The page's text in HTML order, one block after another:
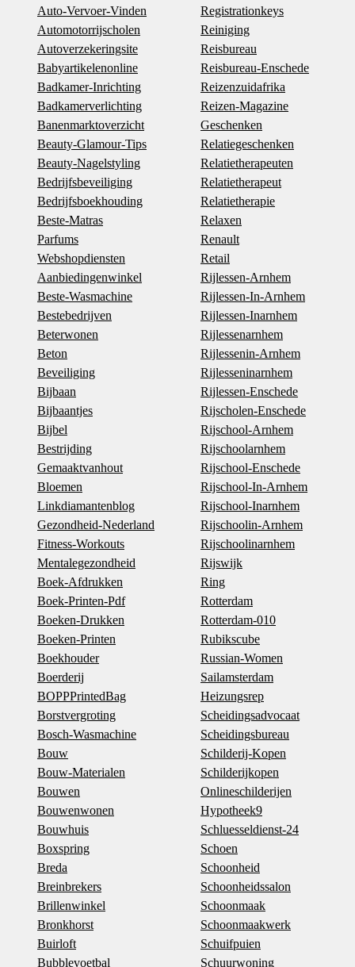
Auto-Vervoer-Vinden
Automotorrijscholen
Autoverzekeringsite
Babyartikelenonline
Badkamer-Inrichting
Badkamerverlichting
Banenmarktoverzicht
Beauty-Glamour-Tips
Beauty-Nagelstyling
Bedrijfsbeveiliging
Bedrijfsboekhouding
Beste-Matras
Parfums
Webshopdiensten
Aanbiedingenwinkel
Beste-Wasmachine
Bestebedrijven
Beterwonen
Beton
Beveiliging
Bijbaan
Bijbaantjes
Bijbel
Bestrijding
Gemaaktvanhout
Bloemen
Linkdiamantenblog
Gezondheid-Nederland
Fitness-Workouts
Mentalegezondheid
Boek-Afdrukken
Boek-Printen-Pdf
Boeken-Drukken
Boeken-Printen
Boekhouder
Boerderij
BOPPPrintedBag
Borstvergroting
Bosch-Wasmachine
Bouw
Bouw-Materialen
Bouwen
Bouwenwonen
Bouwhuis
Boxspring
Breda
Breinbrekers
Brillenwinkel
Bronkhorst
Buirloft
Bubblevoetbal
Registrationkeys
Reiniging
Reisbureau
Reisbureau-Enschede
Reizenzuidafrika
Reizen-Magazine
Geschenken
Relatiegeschenken
Relatietherapeuten
Relatietherapeut
Relatietherapie
Relaxen
Renault
Retail
Rijlessen-Arnhem
Rijlessen-In-Arnhem
Rijlessen-Inarnhem
Rijlessenarnhem
Rijlessenin-Arnhem
Rijlesseninarnhem
Rijlessen-Enschede
Rijscholen-Enschede
Rijschool-Arnhem
Rijschoolarnhem
Rijschool-Enschede
Rijschool-In-Arnhem
Rijschool-Inarnhem
Rijschoolin-Arnhem
Rijschoolinarnhem
Rijswijk
Ring
Rotterdam
Rotterdam-010
Rubikscube
Russian-Women
Sailamsterdam
Heizungsrep
Scheidingsadvocaat
Scheidingsbureau
Schilderij-Kopen
Schilderijkopen
Onlineschilderijen
Hypotheek9
Schluesseldienst-24
Schoen
Schoonheid
Schoonheidssalon
Schoonmaak
Schoonmaakwerk
Schuifpuien
Schuurwoning